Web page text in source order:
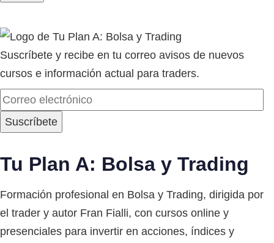
Suscríbete y recibe en tu correo avisos de nuevos
cursos e información actual para traders.
Tu Plan A: Bolsa y Trading
Formación profesional en Bolsa y Trading, dirigida por
el trader y autor Fran Fialli, con cursos online y
presenciales para invertir en acciones, índices y